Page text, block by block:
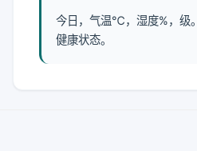
今日，气温℃，湿度%，级
健康状态。